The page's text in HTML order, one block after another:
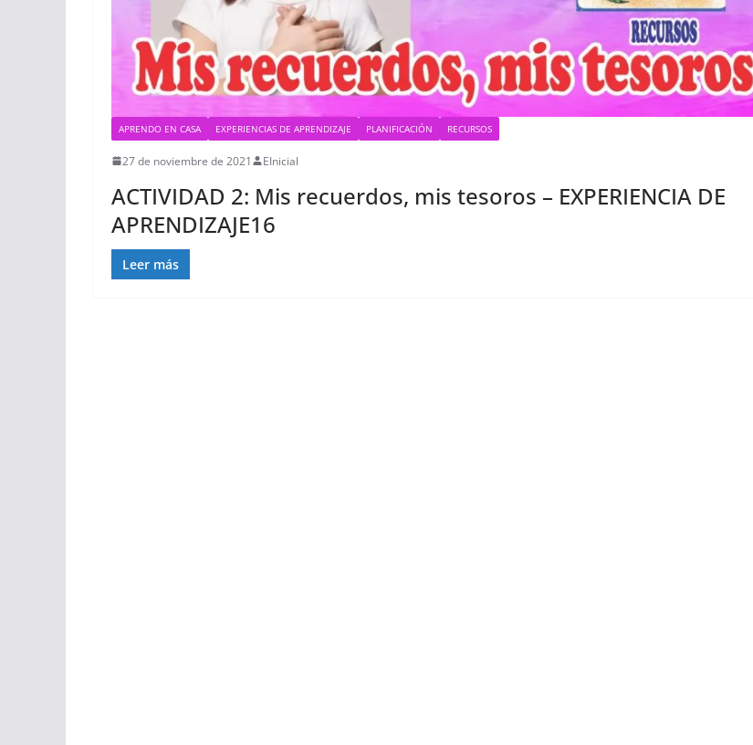
APRENDO EN CASA EXPERIENCIAS DE APRENDIZAJE PLANIFICACIÓN RECURSOS
27 de noviembre de 2021 EInicial
ACTIVIDAD 2: Mis recuerdos, mis tesoros – EXPERIENCIA DE
APRENDIZAJE16
Leer más